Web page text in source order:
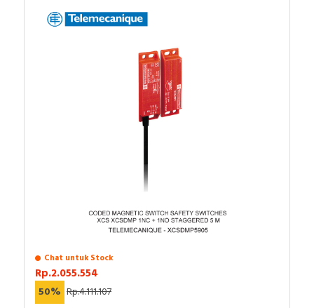
Chat untuk Stock
Rp.2.055.554
50% Rp.4.111.107